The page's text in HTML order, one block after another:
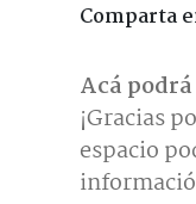
Comparta
Acá
¡Gracias
espacio